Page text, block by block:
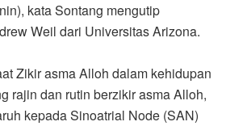
kata Sontang mengutip
Weil dari Universitas Arizona.
Zikir asma Alloh dalam kehidupan
rajin dan rutin berzikir asma Alloh,
kepada Sinoatrial Node (SAN)